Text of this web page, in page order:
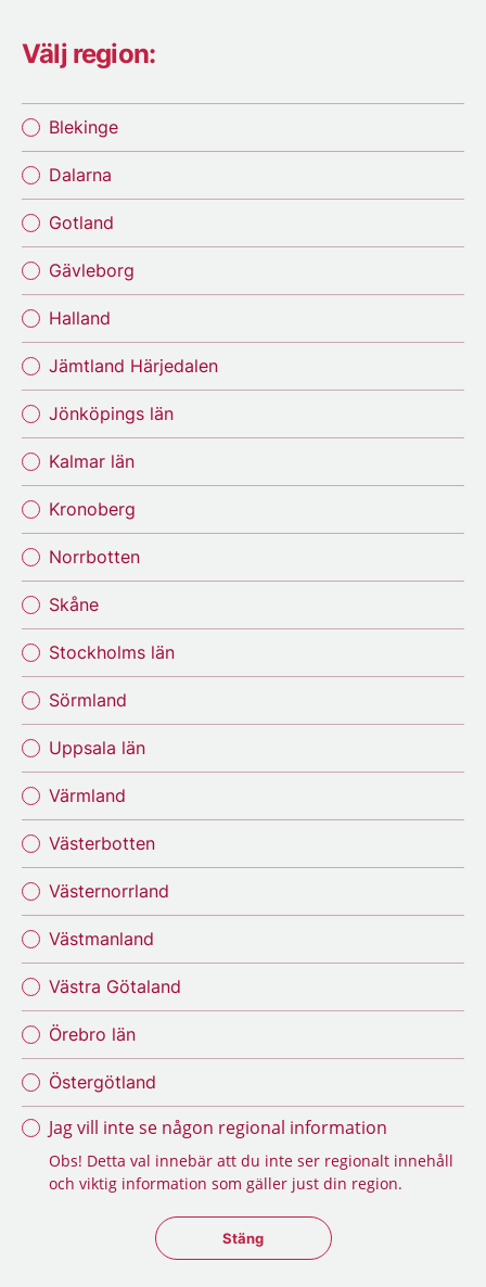
Välj region:
Blekinge
Dalarna
Gotland
Gävleborg
Halland
Jämtland Härjedalen
Jönköpings län
Kalmar län
Kronoberg
Norrbotten
Skåne
Stockholms län
Sörmland
Uppsala län
Värmland
Västerbotten
Västernorrland
Västmanland
Västra Götaland
Örebro län
Östergötland
Jag vill inte se någon regional information
Obs! Detta val innebär att du inte ser regionalt innehåll
och viktig information som gäller just din region.
Stäng regionsväljaren
Stäng